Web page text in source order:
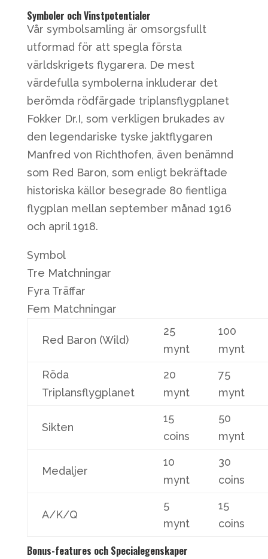
Symboler och Vinstpotentialer
Vår symbolsamling är omsorgsfullt
utformad för att spegla första
världskrigets flygarera. De mest
värdefulla symbolerna inkluderar det
berömda rödfärgade triplansflygplanet
Fokker Dr.I, som verkligen brukades av
den legendariske tyske jaktflygaren
Manfred von Richthofen, även benämnd
som Red Baron, som enligt bekräftade
historiska källor besegrade 80 fientliga
flygplan mellan september månad 1916
och april 1918.
Symbol
Tre Matchningar
Fyra Träffar
Fem Matchningar
Red Baron (Wild)
25
mynt
100
mynt
Röda
Triplansflygplanet
20
mynt
75
mynt
Sikten
15
coins
50
mynt
Medaljer
10
mynt
30
coins
A/K/Q
5
mynt
15
coins
Bonus-features och Specialegenskaper